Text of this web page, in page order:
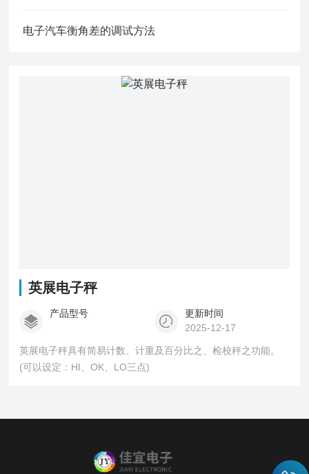
电子汽车衡角差的调试方法
英展电子秤
产品型号
更新时间
2025-12-17
英展电子秤具有简易计数、计重及百分比之、检校秤之功能。
(可以设定：HI、OK、LO三点)